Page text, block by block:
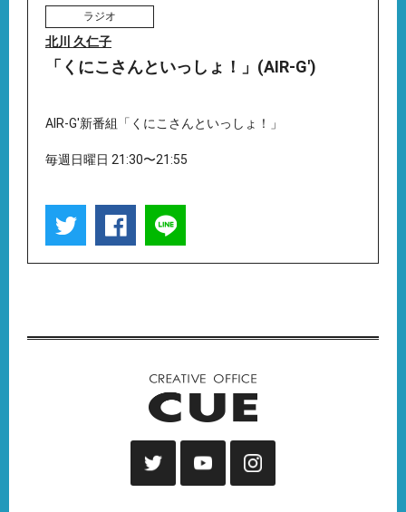
ラジオ
北川 久仁子
「くにこさんといっしょ！」(AIR-G')
AIR-G'新番組「くにこさんといっしょ！」
毎週日曜日 21:30〜21:55